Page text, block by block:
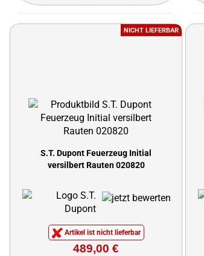
NICHT LIEFERBAR
S.T. Dupont Feuerzeug Initial
versilbert Rauten 020820
Artikel ist nicht lieferbar
489,00 €